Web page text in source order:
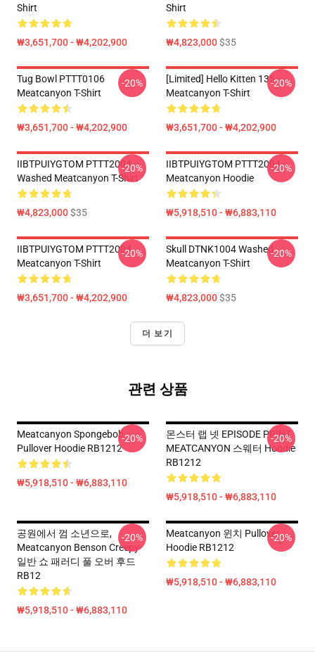
Shirt
₩3,651,700 - ₩4,202,900
Shirt
₩4,823,000$35
Tug Bowl PTTT0106
Meatcanyon T-Shirt
₩3,651,700 - ₩4,202,900
-20%
[Limited] Hello Kitten 135
Meatcanyon T-Shirt
₩3,651,700 - ₩4,202,900
-20%
IIBTPUIYGTOM PTTT2004
Washed Meatcanyon T-Shirt
₩4,823,000$35
-20%
IIBTPUIYGTOM PTTT2004
Meatcanyon Hoodie
₩5,918,510 - ₩6,883,110
-20%
IIBTPUIYGTOM PTTT2004
Meatcanyon T-Shirt
₩3,651,700 - ₩4,202,900
-20%
Skull DTNK1004 Washed
Meatcanyon T-Shirt
₩4,823,000$35
-20%
더 보기
관련 상품
Meatcanyon Spongebob
Pullover Hoodie RB1212
₩5,918,510 - ₩6,883,110
-20%
몬스터 랩 넷 EPISODE PRINT
MEATCANYON 스웨터 Hoodie
RB1212
₩5,918,510 - ₩6,883,110
-20%
공원에서 껌 소년으로,
Meatcanyon Benson Creepy
일반 쇼 패러디 풀 오버 후드
RB12
₩5,918,510 - ₩6,883,110
-20%
Meatcanyon 윈치 Pullover
Hoodie RB1212
₩5,918,510 - ₩6,883,110
-20%